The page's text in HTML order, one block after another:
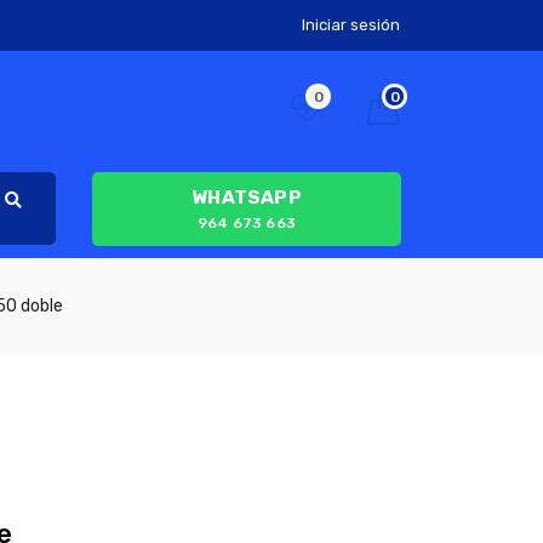
Iniciar sesión
0 0
WHATSAPP
964 673 663
doble